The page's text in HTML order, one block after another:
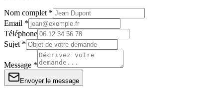
Nom complet *
Email *
Téléphone
Sujet *
Message *
Envoyer le message